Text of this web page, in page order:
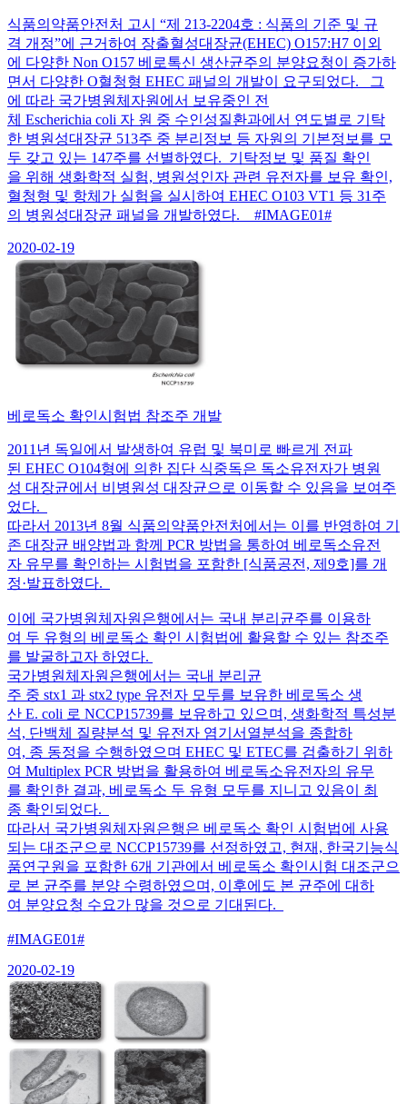
식품의약품안전처 고시 “제 213-2204호 : 식품의 기준 및 규
격 개정”에 근거하여 장출혈성대장균(EHEC) O157:H7 이외
에 다양한 Non O157 베로톡신 생산균주의 분양요청이 증가하
면서 다양한 O혈청형 EHEC 패널의 개발이 요구되었다. 그
에 따라 국가병원체자원에서 보유중인 전
체 Escherichia coli 자 원 중 수인성질환과에서 연도별로 기탁
한 병원성대장균 513주 중 분리정보 등 자원의 기본정보를 모
두 갖고 있는 147주를 선별하였다. 기탁정보 및 품질 확인
을 위해 생화학적 실험, 병원성인자 관련 유전자를 보유 확인,
혈청형 및 항체가 실험을 실시하여 EHEC O103 VT1 등 31주
의 병원성대장균 패널을 개발하였다. #IMAGE01#
2020-02-19
베로독소 확인시험법 참조주 개발
2011년 독일에서 발생하여 유럽 및 북미로 빠르게 전파
된 EHEC O104형에 의한 집단 식중독은 독소유전자가 병원
성 대장균에서 비병원성 대장균으로 이동할 수 있음을 보여주
었다.
따라서 2013년 8월 식품의약품안전처에서는 이를 반영하여 기
존 대장균 배양법과 함께 PCR 방법을 통하여 베로독소유전
자 유무를 확인하는 시험법을 포함한 [식품공전, 제9호]를 개
정·발표하였다.
이에 국가병원체자원은행에서는 국내 분리균주를 이용하
여 두 유형의 베로독소 확인 시험법에 활용할 수 있는 참조주
를 발굴하고자 하였다.
국가병원체자원은행에서는 국내 분리균
주 중 stx1 과 stx2 type 유전자 모두를 보유한 베로독소 생
산 E. coli 로 NCCP15739를 보유하고 있으며, 생화학적 특성분
석, 단백체 질량분석 및 유전자 염기서열분석을 종합하
여, 종 동정을 수행하였으며 EHEC 및 ETEC를 검출하기 위하
여 Multiplex PCR 방법을 활용하여 베로독소유전자의 유무
를 확인한 결과, 베로독소 두 유형 모두를 지니고 있음이 최
종 확인되었다.
따라서 국가병원체자원은행은 베로독소 확인 시험법에 사용
되는 대조군으로 NCCP15739를 선정하였고, 현재, 한국기능식
품연구원을 포함한 6개 기관에서 베로독소 확인시험 대조군으
로 본 균주를 분양 수령하였으며, 이후에도 본 균주에 대하
여 분양요청 수요가 많을 것으로 기대된다.
#IMAGE01#
2020-02-19